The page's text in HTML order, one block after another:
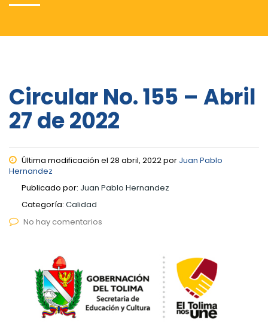
Circular No. 155 – Abril
27 de 2022
Última modificación el 28 abril, 2022 por Juan Pablo
Hernandez
Publicado por: Juan Pablo Hernandez
Categoría: Calidad
No hay comentarios